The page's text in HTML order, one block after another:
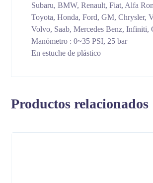
Subaru, BMW, Renault, Fiat, Alfa
Toyota, Honda, Ford, GM, Chrysler,
Volvo, Saab, Mercedes Benz, Infiniti,
Manómetro : 0~35 PSI, 25 bar
En estuche de plástico
Productos relacionados